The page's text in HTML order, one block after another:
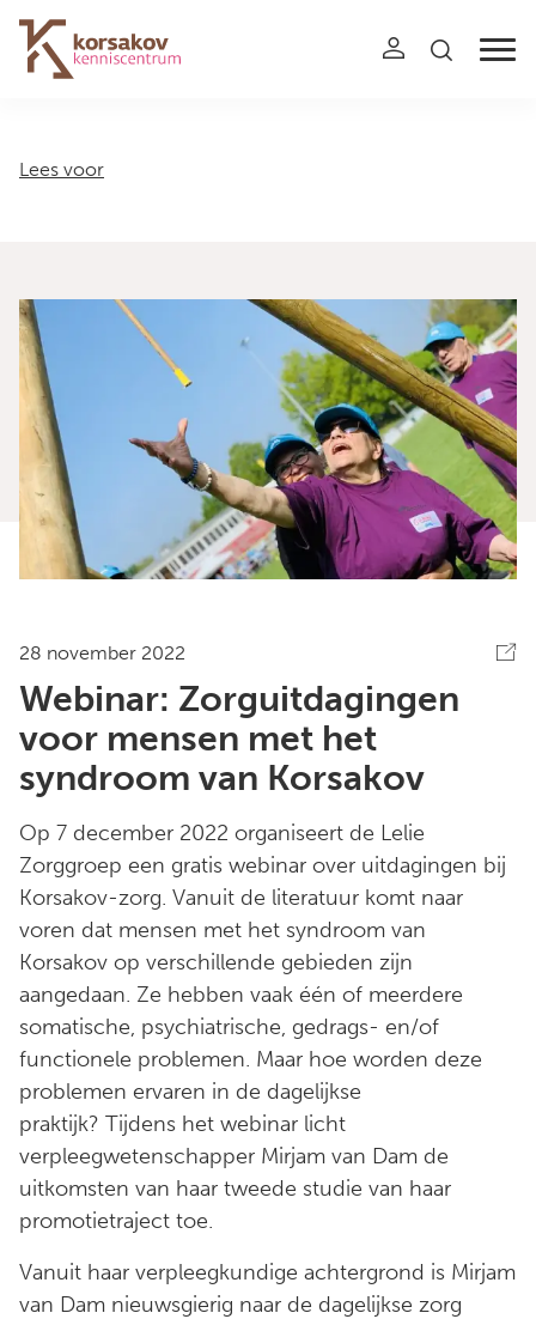
Navigation
Lees voor
28 november 2022
Webinar: Zorguitdagingen
voor mensen met het
syndroom van Korsakov
Op 7 december 2022 organiseert de Lelie
Zorggroep een gratis webinar over uitdagingen bij
Korsakov-zorg. Vanuit de literatuur komt naar
voren dat mensen met het syndroom van
Korsakov op verschillende gebieden zijn
aangedaan. Ze hebben vaak één of meerdere
somatische, psychiatrische, gedrags- en/of
functionele problemen. Maar hoe worden deze
problemen ervaren in de dagelijkse
praktijk? Tijdens het webinar licht
verpleegwetenschapper Mirjam van Dam de
uitkomsten van haar tweede studie van haar
promotietraject toe.
Vanuit haar verpleegkundige achtergrond is Mirjam
van Dam nieuwsgierig naar de dagelijkse zorg